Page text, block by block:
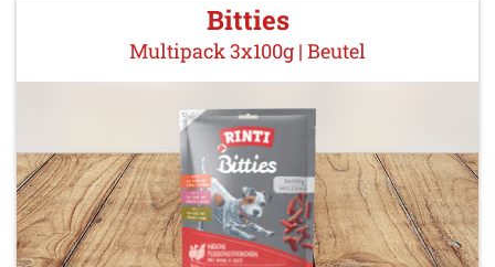
Bitties
Multipack 3x100g | Beutel